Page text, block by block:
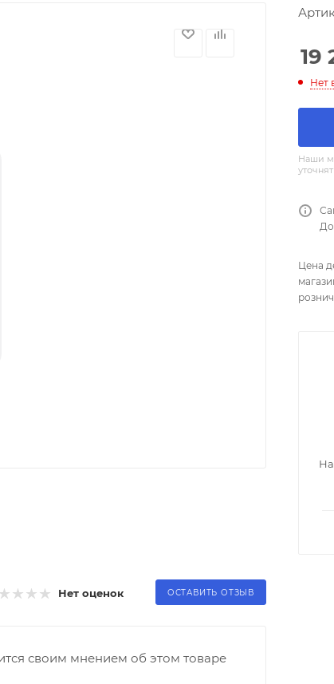
Нет оценок ОСТАВИТЬ ОТЗЫВ
своим мнением об этом товаре
19
Нет
Наши
Цена